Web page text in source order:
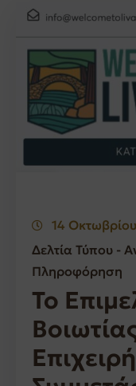
14
Δελτία Τύπου -
Πληροφόρηση
Το